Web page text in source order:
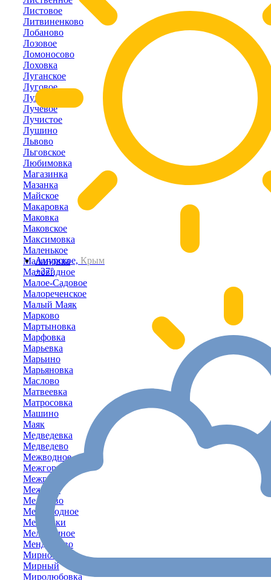
Амурское, Крым
+27°
Листовое
Литвиненково
Лобаново
Лозовое
Ломоносово
Лоховка
Луганское
Луговое
Лужки
Лучевое
Лучистое
Лушино
Львово
Льговское
Любимовка
Магазинка
Мазанка
Майское
Макаровка
Маковка
Маковское
Максимовка
Маленькое
Малиновка
Маловидное
Малое-Садовое
Малореченское
Малый Маяк
Марково
Мартыновка
Марфовка
Марьевка
Марьино
Марьяновка
Маслово
Матвеевка
Матросовка
Машино
Маяк
Медведевка
Медведево
Межводное
Межгорное
Межгорье
Межевое
Мелехово
Мелководное
Мельники
Мельничное
Менделеево
Мирное
Мирный
Миролюбовка